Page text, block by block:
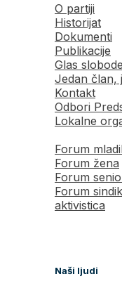
O partiji
Historijat
Dokumenti
Publikacije
Glas slobode
Jedan član,
Kontakt
Odbori
Lokalne
Forum
Forum žena
Forum
Forum
aktivistica
Naši ljudi